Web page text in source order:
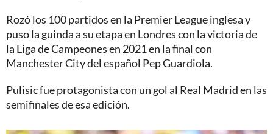
Rozó los 100 partidos en la Premier League inglesa y
puso la guinda a su etapa en Londres con la victoria de
la Liga de Campeones en 2021 en la final con
Manchester City del español Pep Guardiola.
Pulisic fue protagonista con un gol al Real Madrid en las
semifinales de esa edición.